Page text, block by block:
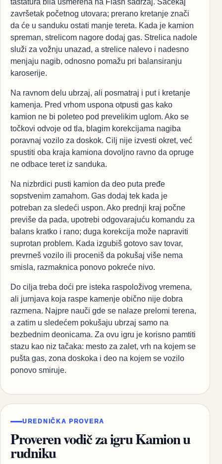
završetak početnog utovara; prerano kretanje znači
da će u sanduku ostati manje tereta. Kada je kamion
spreman, strelicom nagore dodaj gas. Strelica nadole
služi za vožnju unazad, a strelice nalevo i nadesno
menjaju nagib, odnosno pomažu pri balansiranju
karoserije.
Na ravnom delu ubrzaj, ali posmatraj i put i kretanje
kamenja. Pred vrhom uspona otpusti gas kako
kamion ne bi poleteo pod prevelikim uglom. Ako se
točkovi odvoje od tla, blagim korekcijama nagiba
poravnaj vozilo za doskok. Cilj nije izvesti okret, već
spustiti oba kraja kamiona dovoljno ravno da opruge
ne odbace teret iz sanduka.
Na nizbrdici pusti kamion da deo puta pređe
sopstvenim zamahom. Gas dodaj tek kada je
potreban za sledeći uspon. Ako prednji kraj počne
previše da pada, upotrebi odgovarajuću komandu za
balans kratko i rano; duga korekcija može napraviti
suprotan problem. Kada izgubiš gotovo sav tovar,
prevrneš vozilo ili proceniš da pokušaj više nema
smisla, razmaknica ponovo pokreće nivo.
Do cilja treba doći pre isteka raspoloživog vremena,
ali jurnjava koja raspe kamenje obično nije dobra
razmena. Najpre nauči gde se nalaze prelomi terena,
a zatim u sledećem pokušaju ubrzaj samo na
bezbednim deonicama. Za ovu igru je korisno pamtiti
stazu kao niz tačaka: mesto za zalet, vrh na kojem se
pušta gas, zona doskoka i deo na kojem se vozilo
ponovo smiruje.
UREDNIČKA PROVERA
Proveren vodič za igru Kamion u
rudniku